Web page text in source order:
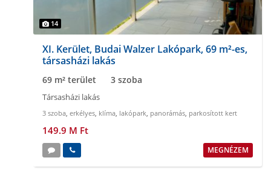
14
XI. Kerület, Budai Walzer Lakópark, 69 m²-es,
társasházi lakás
69 m² terület 3 szoba
Társasházi lakás
3 szoba, erkélyes, klíma, lakópark, panorámás, parkosított kert
149.9 M Ft
MEGNÉZEM